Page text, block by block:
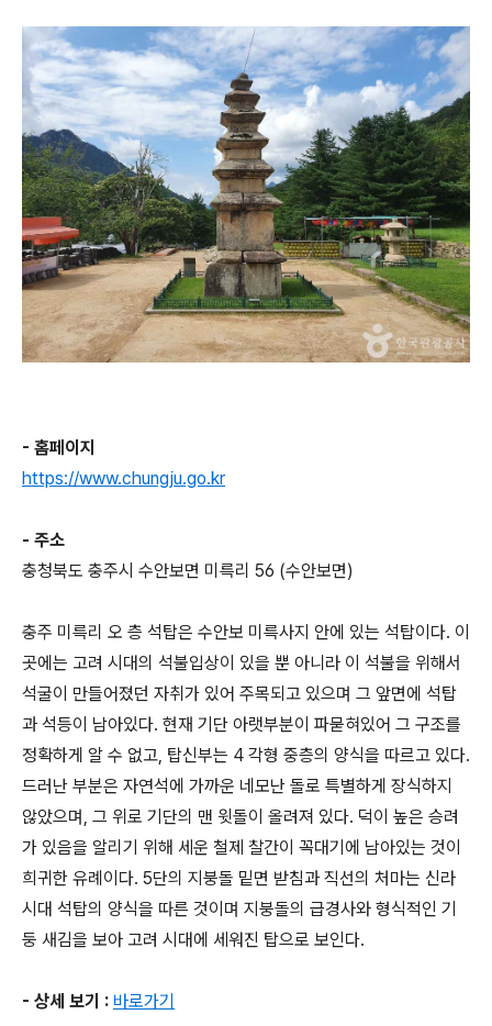
- 홈페이지
https://www.chungju.go.kr
- 주소
충청북도 충주시 수안보면 미륵리 56 (수안보면)
충주 미륵리 오 층 석탑은 수안보 미륵사지 안에 있는 석탑이다. 이
곳에는 고려 시대의 석불입상이 있을 뿐 아니라 이 석불을 위해서
석굴이 만들어졌던 자취가 있어 주목되고 있으며 그 앞면에 석탑
과 석등이 남아있다. 현재 기단 아랫부분이 파묻혀있어 그 구조를
정확하게 알 수 없고, 탑신부는 4 각형 중층의 양식을 따르고 있다.
드러난 부분은 자연석에 가까운 네모난 돌로 특별하게 장식하지
않았으며, 그 위로 기단의 맨 윗돌이 올려져 있다. 덕이 높은 승려
가 있음을 알리기 위해 세운 철제 찰간이 꼭대기에 남아있는 것이
희귀한 유례이다. 5단의 지붕돌 밑면 받침과 직선의 처마는 신라
시대 석탑의 양식을 따른 것이며 지붕돌의 급경사와 형식적인 기
둥 새김을 보아 고려 시대에 세워진 탑으로 보인다.
- 상세 보기 : 바로가기